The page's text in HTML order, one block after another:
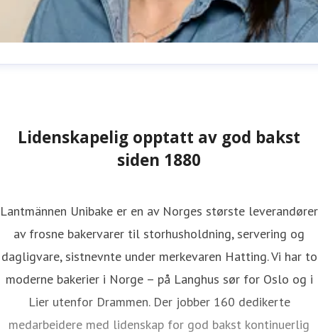
Lidenskapelig opptatt av god bakst
siden 1880
Lantmännen Unibake er en av Norges største leverandører
av frosne bakervarer til storhusholdning, servering og
dagligvare, sistnevnte under merkevaren Hatting. Vi har to
moderne bakerier i Norge – på Langhus sør for Oslo og i
Lier utenfor Drammen. Der jobber 160 dedikerte
medarbeidere med lidenskap for god bakst kontinuerlig